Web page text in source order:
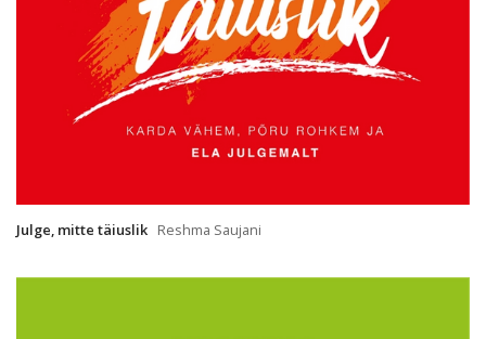
Julge, mitte täiuslik Reshma Saujani